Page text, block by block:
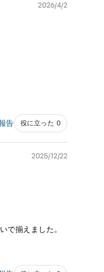
2026/4/2
告 役に立った 0
2025/12/22
で揃えました。